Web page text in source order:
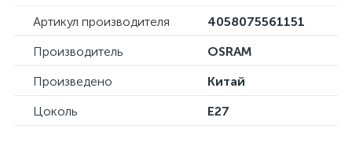
Артикул производителя
4058075561151
Производитель
OSRAM
Произведено
Китай
Цоколь
E27